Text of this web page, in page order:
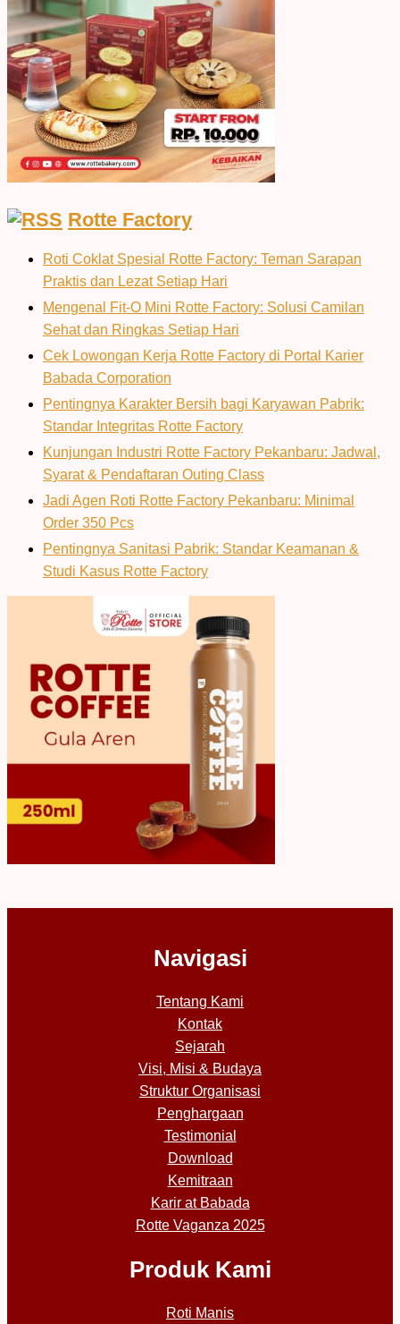
Rotte Factory
Roti Coklat Spesial Rotte Factory: Teman Sarapan
Praktis dan Lezat Setiap Hari
Mengenal Fit-O Mini Rotte Factory: Solusi Camilan
Sehat dan Ringkas Setiap Hari
Cek Lowongan Kerja Rotte Factory di Portal Karier
Babada Corporation
Pentingnya Karakter Bersih bagi Karyawan Pabrik:
Standar Integritas Rotte Factory
Kunjungan Industri Rotte Factory Pekanbaru: Jadwal,
Syarat & Pendaftaran Outing Class
Jadi Agen Roti Rotte Factory Pekanbaru: Minimal
Order 350 Pcs
Pentingnya Sanitasi Pabrik: Standar Keamanan &
Studi Kasus Rotte Factory
Navigasi
Tentang Kami
Kontak
Sejarah
Visi, Misi & Budaya
Struktur Organisasi
Penghargaan
Testimonial
Download
Kemitraan
Karir at Babada
Rotte Vaganza 2025
Produk Kami
Roti Manis